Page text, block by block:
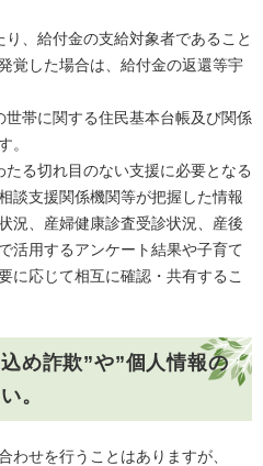
、給付金の支給対象者であること
覚した場合は、給付金の返還等宇
帯に関する住民基本台帳及び関係
。
る切れ目のない支援に必要となる
談支援関係機関等が把握した情報
況、産婦健康診査受診状況、産後
活用するアンケート結果や子育て
に応じて相互に確認・共有するこ
め詐欺”や”個人情報の
。
せを行うことはありますが、